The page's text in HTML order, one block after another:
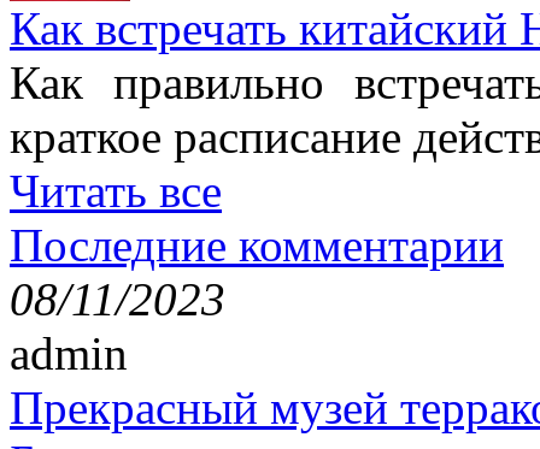
Как встречать китайский
Как правильно
краткое расписание
Читать все
Последние комментарии
08/11/2023
admin
Прекрасный музей